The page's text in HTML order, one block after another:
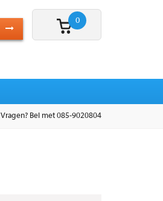
0
Vragen? Bel met 085-9020804